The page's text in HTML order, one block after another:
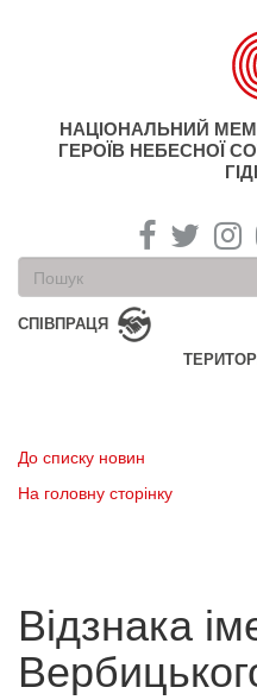
НАЦІОНАЛЬНИЙ
ГЕРОЇВ НЕБЕСНОЇ
Пошукова
форма
Пошук
СПІВПРАЦЯ
До списку новин
На головну сторінку
Відзнака